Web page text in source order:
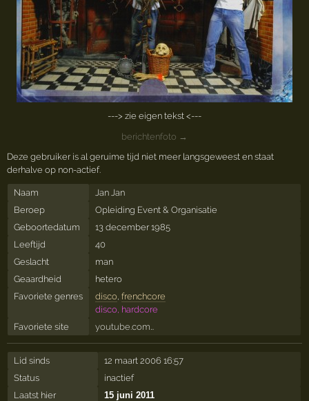
---> zie eigen tekst <---
berichtenfoto →
Deze gebruiker is al geruime tijd niet meer langsgeweest en staat
derhalve op non-actief.
Naam
Jan Jan
Beroep
Opleiding Event & Organisatie
Geboortedatum
13 december 1985
Leeftijd
40
Geslacht
man
Geaardheid
hetero
Favoriete genres
disco, frenchcore
disco, hardcore
Favoriete site
youtube.com…
Lid sinds
12 maart 2006 16:57
Status
inactief
Laatst hier
15 juni 2011